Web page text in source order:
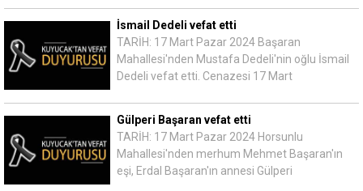
İsmail Dedeli vefat etti
TARİH: 17 Mart Pazar 2024 Başaran
Mahallesi'nden Mustafa Dedeli'nin oğlu İsmail
Dedeli vefat etti. Cenazesi 17 Mart
Gülperi Başaran vefat etti
TARİH: 17 Mart Pazar 2024 Horsunlu
Mahallesi'nden merhum Mehmet Başaran'ın
eşi, Erdal Başaran'ın annesi Gülperi